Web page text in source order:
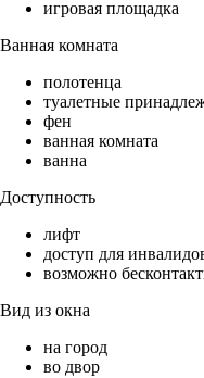
игровая площадка
Ванная комната
полотенца
туалетные
фен
ванная комната
ванна
Доступность
лифт
доступ для
возможно
Вид из окна
на город
во двор